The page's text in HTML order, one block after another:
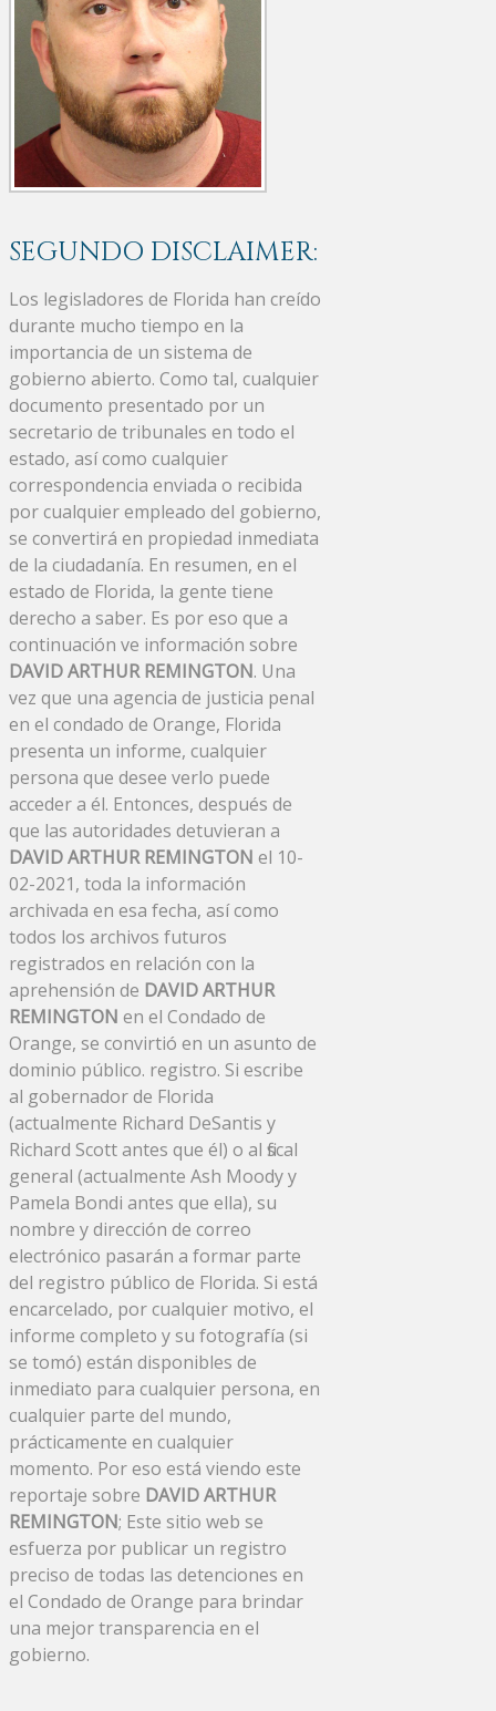
SEGUNDO DISCLAIMER:
Los legisladores de Florida han creído
durante mucho tiempo en la
importancia de un sistema de
gobierno abierto. Como tal, cualquier
documento presentado por un
secretario de tribunales en todo el
estado, así como cualquier
correspondencia enviada o recibida
por cualquier empleado del gobierno,
se convertirá en propiedad inmediata
de la ciudadanía. En resumen, en el
estado de Florida, la gente tiene
derecho a saber. Es por eso que a
continuación ve información sobre
DAVID ARTHUR REMINGTON. Una
vez que una agencia de justicia penal
en el condado de Orange, Florida
presenta un informe, cualquier
persona que desee verlo puede
acceder a él. Entonces, después de
que las autoridades detuvieran a
DAVID ARTHUR REMINGTON el 10-
02-2021, toda la información
archivada en esa fecha, así como
todos los archivos futuros
registrados en relación con la
aprehensión de DAVID ARTHUR
REMINGTON en el Condado de
Orange, se convirtió en un asunto de
dominio público. registro. Si escribe
al gobernador de Florida
(actualmente Richard DeSantis y
Richard Scott antes que él) o al fiscal
general (actualmente Ash Moody y
Pamela Bondi antes que ella), su
nombre y dirección de correo
electrónico pasarán a formar parte
del registro público de Florida. Si está
encarcelado, por cualquier motivo, el
informe completo y su fotografía (si
se tomó) están disponibles de
inmediato para cualquier persona, en
cualquier parte del mundo,
prácticamente en cualquier
momento. Por eso está viendo este
reportaje sobre DAVID ARTHUR
REMINGTON; Este sitio web se
esfuerza por publicar un registro
preciso de todas las detenciones en
el Condado de Orange para brindar
una mejor transparencia en el
gobierno.